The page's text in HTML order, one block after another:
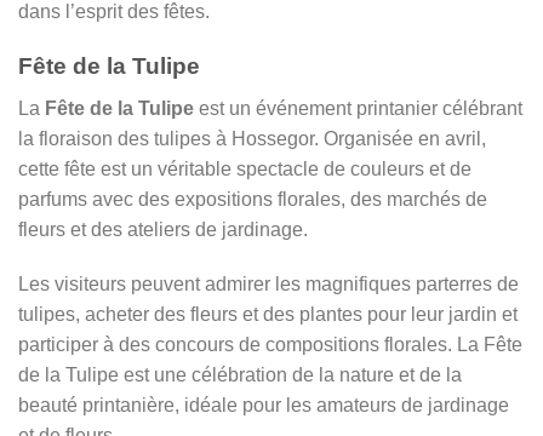
dans l’esprit des fêtes.
Fête de la Tulipe
La Fête de la Tulipe est un événement printanier célébrant
la floraison des tulipes à Hossegor. Organisée en avril,
cette fête est un véritable spectacle de couleurs et de
parfums avec des expositions florales, des marchés de
fleurs et des ateliers de jardinage.
Les visiteurs peuvent admirer les magnifiques parterres de
tulipes, acheter des fleurs et des plantes pour leur jardin et
participer à des concours de compositions florales. La Fête
de la Tulipe est une célébration de la nature et de la
beauté printanière, idéale pour les amateurs de jardinage